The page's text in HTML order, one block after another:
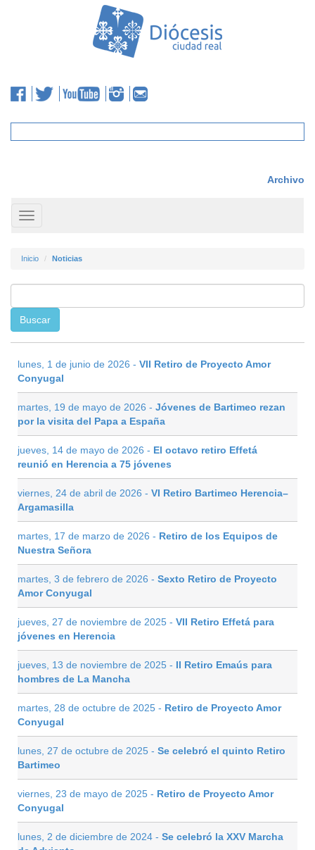
Archivo
Toggle
navigation
Inicio Noticias
lunes, 1 de junio de 2026 - VII Retiro de Proyecto Amor
Conyugal
martes, 19 de mayo de 2026 - Jóvenes de Bartimeo rezan
por la visita del Papa a España
jueves, 14 de mayo de 2026 - El octavo retiro Effetá
reunió en Herencia a 75 jóvenes
viernes, 24 de abril de 2026 - VI Retiro Bartimeo Herencia–
Argamasilla
martes, 17 de marzo de 2026 - Retiro de los Equipos de
Nuestra Señora
martes, 3 de febrero de 2026 - Sexto Retiro de Proyecto
Amor Conyugal
jueves, 27 de noviembre de 2025 - VII Retiro Effetá para
jóvenes en Herencia
jueves, 13 de noviembre de 2025 - II Retiro Emaús para
hombres de La Mancha
martes, 28 de octubre de 2025 - Retiro de Proyecto Amor
Conyugal
lunes, 27 de octubre de 2025 - Se celebró el quinto Retiro
Bartimeo
viernes, 23 de mayo de 2025 - Retiro de Proyecto Amor
Conyugal
lunes, 2 de diciembre de 2024 - Se celebró la XXV Marcha